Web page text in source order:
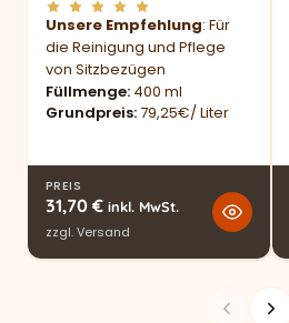
Unsere Empfehlung: Für
die Reinigung und Pflege
von Sitzbezügen
Füllmenge 400 ml
Grundpreis 79,25€/ Liter
PREIS
31,70 € inkl. MwSt.
zzgl.Versand